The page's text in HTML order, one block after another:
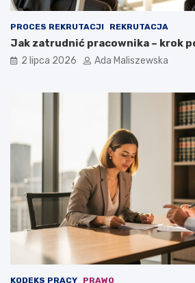
PROCES REKRUTACJI REKRUTACJA
Jak zatrudnić pracownika – krok
2 lipca 2026 Ada Maliszewska
KODEKS PRACY PRAWO